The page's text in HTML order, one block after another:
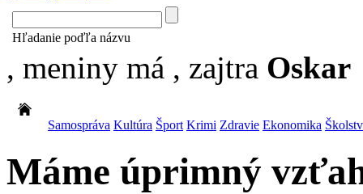
Hľadanie poďľa názvu
, meniny má , zajtra Oskar
Samospráva Kultúra Šport Krimi Zdravie Ekonomika
Máme úprimný